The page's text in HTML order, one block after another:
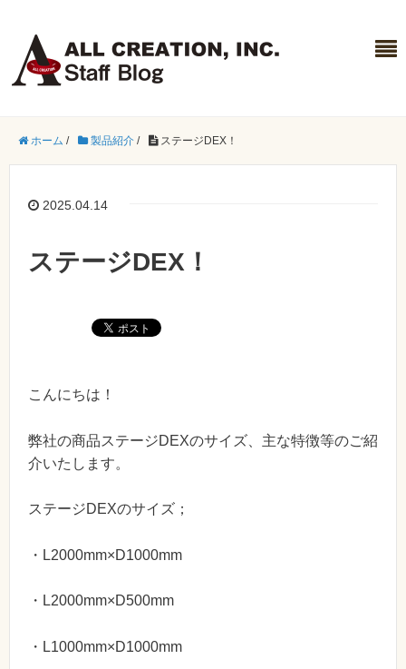
ホーム / 製品紹介 / ステージDEX！
2025.04.14
ステージDEX！
こんにちは！
弊社の商品ステージDEXのサイズ、主な特徴等のご紹
介いたします。
ステージDEXのサイズ；
・L2000mm×D1000mm
・L2000mm×D500mm
・L1000mm×D1000mm